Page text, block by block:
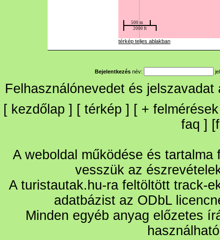
térkép teljes ablakban
Bejelentkezés név:
Felhasználónevedet és
[ kezdőlap ] [ térkép ] [ + felmérések
faq ] [
A weboldal működése és
vesszük az
A turistautak.hu-ra feltöltött track-
adatbázist az ODbL
Minden egyéb anyag előzetes